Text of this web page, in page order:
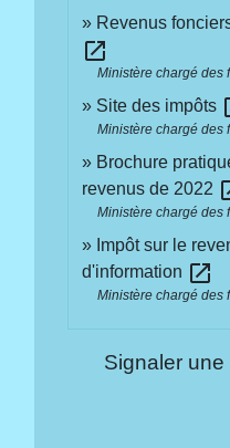
Revenus
open_in_new
Ministère chargé des
Site des impôts
Ministère chargé des
Brochure
revenus de 2022
Ministère chargé des
Impôt sur le
d'information open_in_new
Ministère chargé des
Signaler